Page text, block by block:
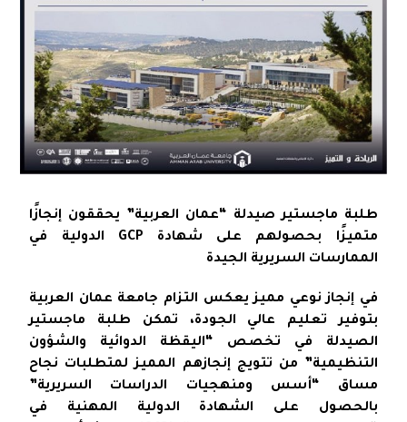
طلبة ماجستير صيدلة “عمان العربية” يحققون إنجازًا
متميزًا بحصولهم على شهادة GCP الدولية في
الممارسات السريرية الجيدة
في إنجاز نوعي مميز يعكس التزام جامعة عمان العربية
بتوفير تعليم عالي الجودة، تمكن طلبة ماجستير
الصيدلة في تخصص “اليقظة الدوائية والشؤون
التنظيمية” من تتويج إنجازهم المميز لمتطلبات نجاح
مساق “أسس ومنهجيات الدراسات السريرية”
بالحصول على الشهادة الدولية المهنية في